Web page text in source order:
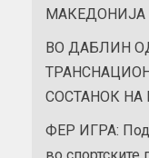
МАКЕДОНИЈА
ВО ДАБЛИН
СОСТАНОК НА
ФЕР ИГРА: